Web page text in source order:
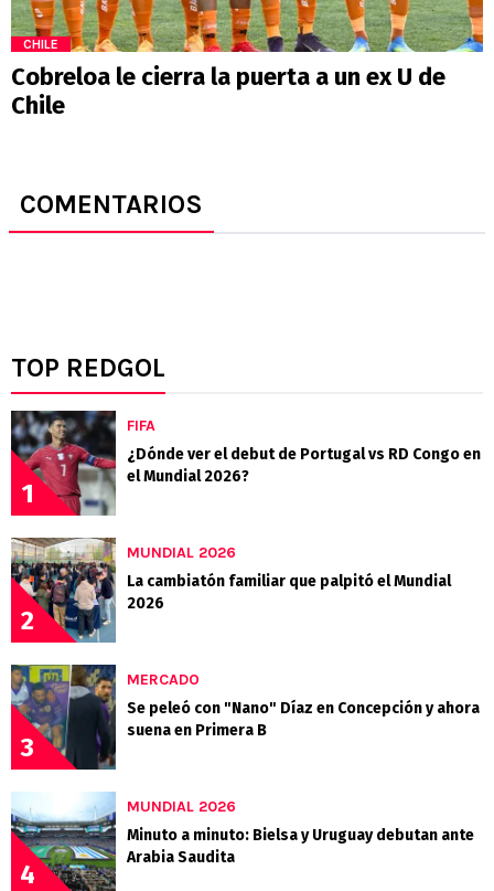
CHILE
Cobreloa le cierra la puerta a un ex U de
Chile
COMENTARIOS
TOP REDGOL
1
FIFA
¿Dónde ver el debut de Portugal vs RD Congo en
el Mundial 2026?
2
MUNDIAL 2026
La cambiatón familiar que palpitó el Mundial
2026
3
MERCADO
Se peleó con "Nano" Díaz en Concepción y ahora
suena en Primera B
4
MUNDIAL 2026
Minuto a minuto: Bielsa y Uruguay debutan ante
Arabia Saudita